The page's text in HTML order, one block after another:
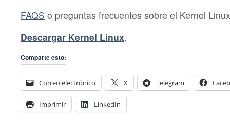
FAQS o preguntas frecuentes sobre el Kernel
Descargar Kernel Linux.
Comparte esto:
Correo electrónico X Telegram
Imprimir LinkedIn